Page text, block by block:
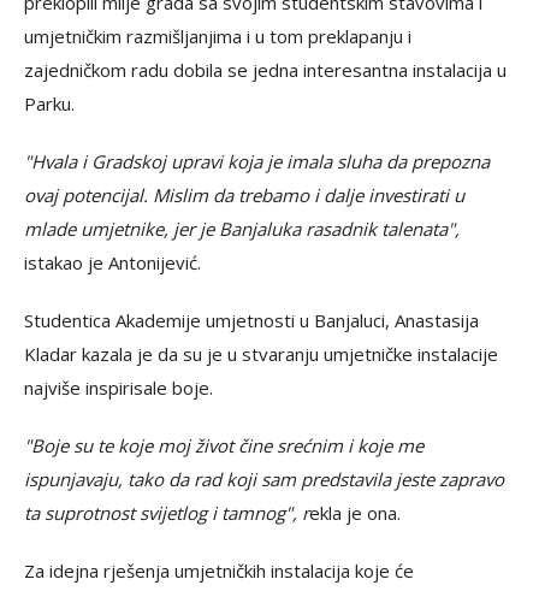
umjetničkim razmišljanjima i u tom preklapanju i
zajedničkom radu dobila se jedna interesantna instalacija u
Parku.
"Hvala i Gradskoj upravi koja je imala sluha da prepozna
ovaj potencijal. Mislim da trebamo i dalje investirati u
mlade umjetnike, jer je Banjaluka rasadnik talenata",
istakao je Antonijević.
Studentica Akademije umjetnosti u Banjaluci, Anastasija
Kladar kazala je da su je u stvaranju umjetničke instalacije
najviše inspirisale boje.
"Boje su te koje moj život čine srećnim i koje me
ispunjavaju, tako da rad koji sam predstavila jeste zapravo
ta suprotnost svijetlog i tamnog", rekla je ona.
Za idejna rješenja umjetničkih instalacija koje će